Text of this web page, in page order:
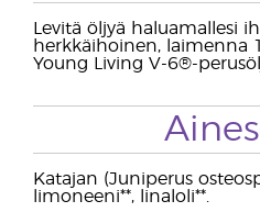
Levitä öljyä haluamallesi
herkkäihoinen, laimenna
Young Living V-6®-
Katajan (Juniperus
limoneeni**, linaloli**.